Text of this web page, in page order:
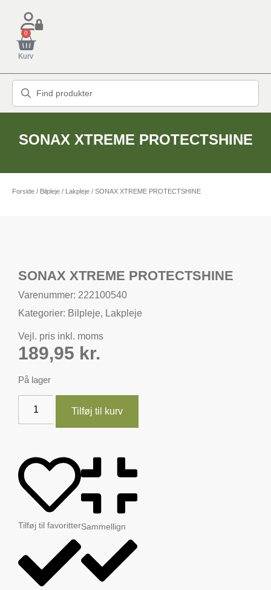
0
Kurv
SONAX XTREME PROTECTSHINE
Forside / Bilpleje / Lakpleje / SONAX XTREME PROTECTSHINE
SONAX XTREME PROTECTSHINE
Varenummer: 222100540
Kategorier: Bilpleje, Lakpleje
Vejl. pris inkl. moms
189,95 kr.
På lager
Tilføj til kurv
Tilføj til favoritterSammellign